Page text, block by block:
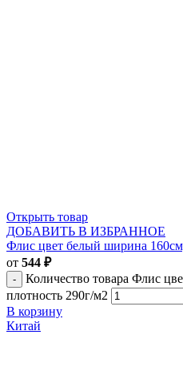
Открыть товар
ДОБАВИТЬ В ИЗБРАННОЕ
Флис цвет белый ширина
от 544 ₽
Количество товара Флис
плотность 290г/м2
В корзину
Китай